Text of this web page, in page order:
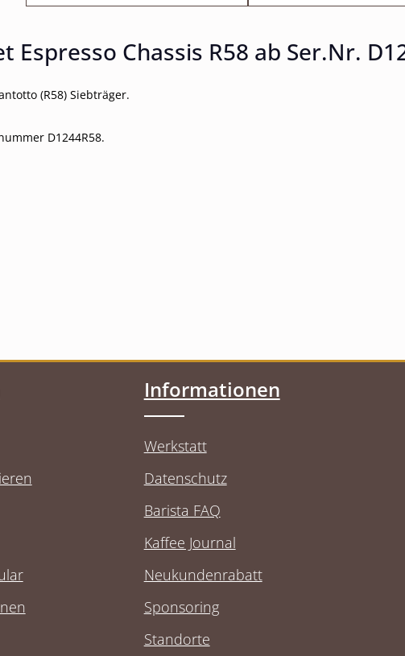
Chassis R58 ab Ser.Nr.
(R58) Siebträger.
D1244R58.
Informationen
Werkstatt
Datenschutz
Barista FAQ
Kaffee Journal
Neukundenrabatt
Sponsoring
Standorte